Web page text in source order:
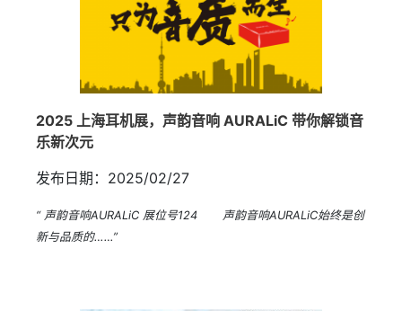
2025 上海耳机展，声韵音响 AURALiC 带你解锁音
乐新次元
发布日期：2025/02/27
“ 声韵音响AURALiC 展位号124 声韵音响AURALiC始终是创
新与品质的……”